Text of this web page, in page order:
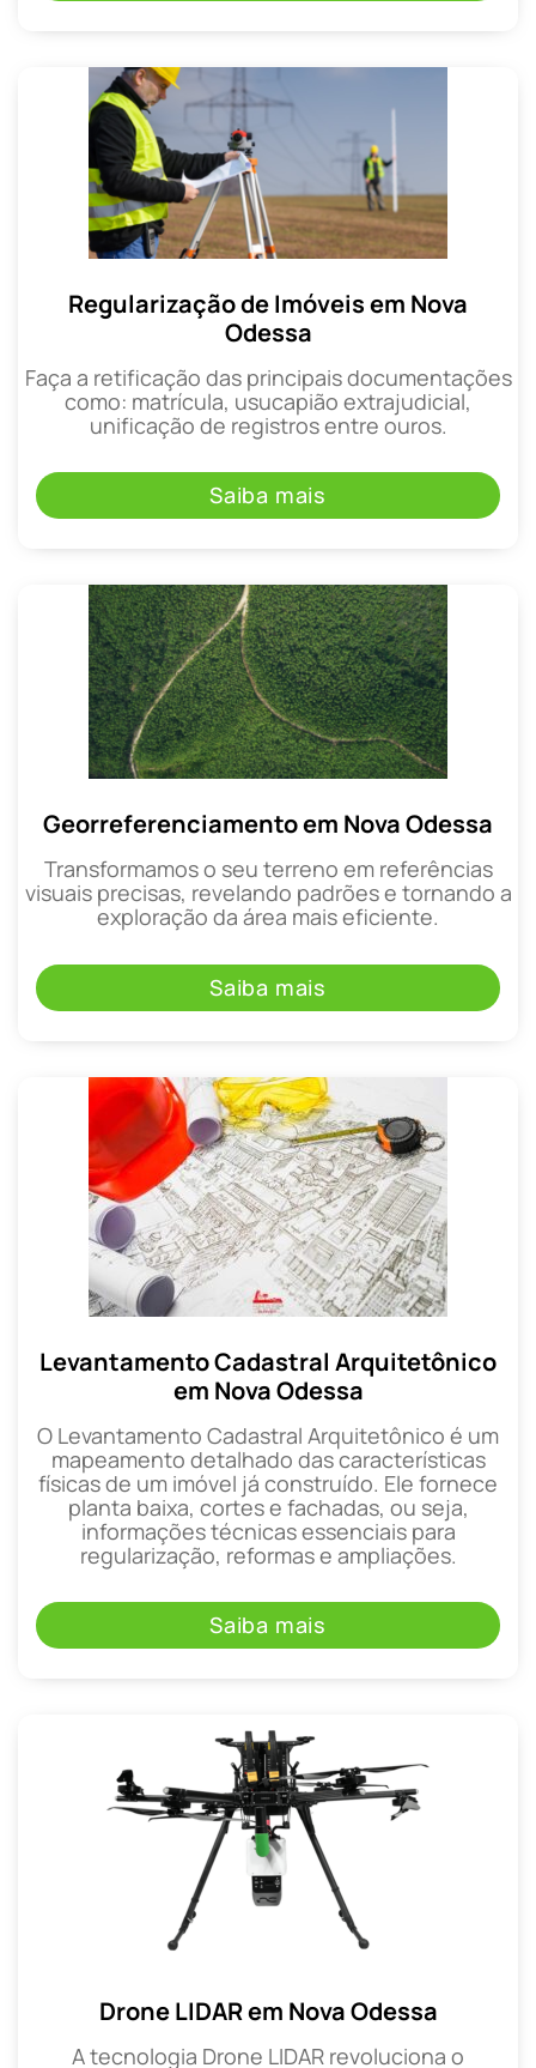
Regularização de Imóveis em Nova
Odessa
Faça a retificação das principais documentações
como: matrícula, usucapião extrajudicial,
unificação de registros entre ouros.
Saiba mais
Georreferenciamento em Nova Odessa
Transformamos o seu terreno em referências
visuais precisas, revelando padrões e tornando a
exploração da área mais eficiente.
Saiba mais
Levantamento Cadastral Arquitetônico
em Nova Odessa
O Levantamento Cadastral Arquitetônico é um
mapeamento detalhado das características
físicas de um imóvel já construído. Ele fornece
planta baixa, cortes e fachadas, ou seja,
informações técnicas essenciais para
regularização, reformas e ampliações.
Saiba mais
Drone LIDAR em Nova Odessa
A tecnologia Drone LIDAR revoluciona o